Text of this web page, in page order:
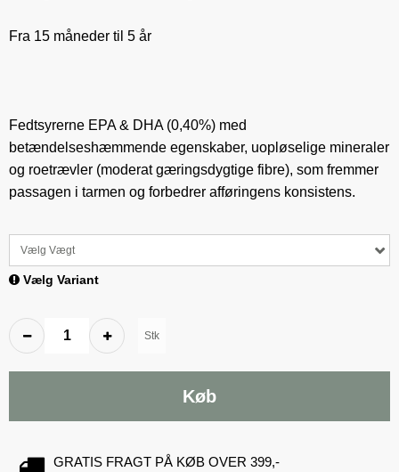
Fra 15 måneder til 5 år
Fedtsyrerne EPA & DHA (0,40%) med
betændelseshæmmende egenskaber, uopløselige mineraler
og roetrævler (moderat gæringsdygtige fibre), som fremmer
passagen i tarmen og forbedrer afføringens konsistens.
Vælg Vægt
Vælg Variant
Stk
Køb
GRATIS FRAGT PÅ KØB OVER 399,-